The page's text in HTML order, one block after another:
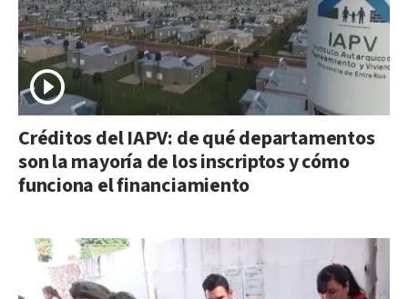
Créditos del IAPV: de qué departamentos
son la mayoría de los inscriptos y cómo
funciona el financiamiento